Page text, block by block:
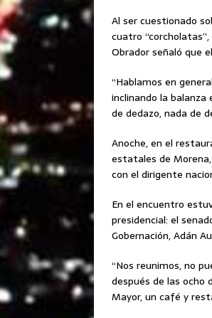
Al ser cuestionado
cuatro
Obrador señaló que
“Hablamos en
inclinando la
de dedazo, nada de
Anoche, en el
estatales de
con el dirigente
En el encuentro
presidencial: el
Gobernación, Adán
“Nos reunimos, no
después de las ocho
Mayor, un café y